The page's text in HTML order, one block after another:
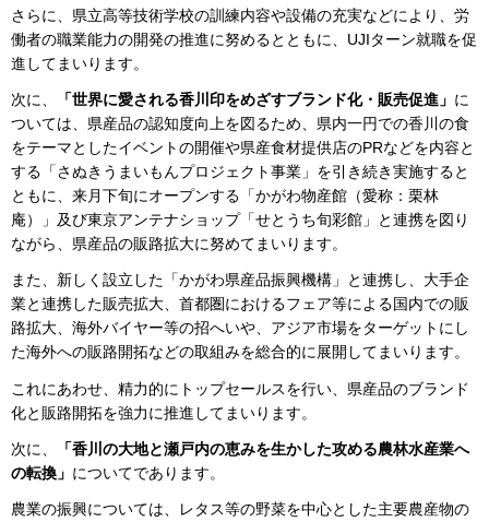
さらに、県立高等技術学校の訓練内容や設備の充実などにより、労
働者の職業能力の開発の推進に努めるとともに、UJIターン就職を促
進してまいります。
次に、 「世界に愛される香川印をめざすブランド化・販売促進」 に
ついては、県産品の認知度向上を図るため、県内一円での香川の食
をテーマとしたイベントの開催や県産食材提供店のPRなどを内容と
する「さぬきうまいもんプロジェクト事業」を引き続き実施すると
ともに、来月下旬にオープンする「かがわ物産館（愛称：栗林
庵）」及び東京アンテナショップ「せとうち旬彩館」と連携を図り
ながら、県産品の販路拡大に努めてまいります。
また、新しく設立した「かがわ県産品振興機構」と連携し、大手企
業と連携した販売拡大、首都圏におけるフェア等による国内での販
路拡大、海外バイヤー等の招へいや、アジア市場をターゲットにし
た海外への販路開拓などの取組みを総合的に展開してまいります。
これにあわせ、精力的にトップセールスを行い、県産品のブランド
化と販路開拓を強力に推進してまいります。
次に、
「香川の大地と瀬戸内の恵みを生かした攻める農林水産業へ
の転換」 についてであります。
農業の振興については、レタス等の野菜を中心とした主要農産物の